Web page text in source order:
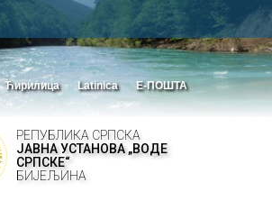
Ћирилица Latinica Е-ПОШТА
РЕПУБЛИКА СРПСКА
ЈАВНА УСТАНОВА „ВОДЕ
СРПСКЕ“
БИЈЕЉИНА